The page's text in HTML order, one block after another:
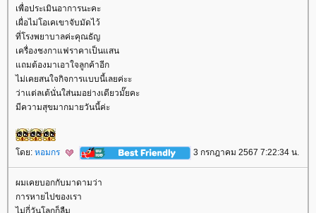
เพื่อประเมินอาการนะคะ
เผื่อไม่โอเคเขาจับมัดไว้
ที่โรงพยาบาลค่ะคุณธัญ
เครื่องชงกาแฟราคาเป็นแสน
ถมต้องมาเอาใจลูกค้าอีก
ไม่เคยสนใจกิจการแบบนี้เลยค่ะะ
ว่าแต่ลเต้นั่นใส่นมอย่างเดียวมั๊ยคะ
มีความสุขมากมายวันนี้ค่ะ
ดย: หอมกร 3 กรกฎาคม 2567 7:22:34 น.
ผมเคยบอกกับมาดามว่า
การหายไปของเรา
ไม่กี่วันโลกก็ลืม